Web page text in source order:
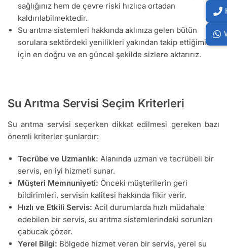
sağlığınız hem de çevre riski hızlıca ortadan
kaldırılabilmektedir.
Su arıtma sistemleri hakkında aklınıza gelen bütün
sorulara sektördeki yenilikleri yakından takip ettiğimiz
için en doğru ve en güncel şekilde sizlere aktarırız.
Su Arıtma Servisi Seçim Kriterleri
Su arıtma servisi seçerken dikkat edilmesi gereken bazı
önemli kriterler şunlardır:
Tecrübe ve Uzmanlık: Alanında uzman ve tecrübeli bir
servis, en iyi hizmeti sunar.
Müşteri Memnuniyeti: Önceki müşterilerin geri
bildirimleri, servisin kalitesi hakkında fikir verir.
Hızlı ve Etkili Servis: Acil durumlarda hızlı müdahale
edebilen bir servis, su arıtma sistemlerindeki sorunları
çabucak çözer.
Yerel Bilgi: Bölgede hizmet veren bir servis, yerel su